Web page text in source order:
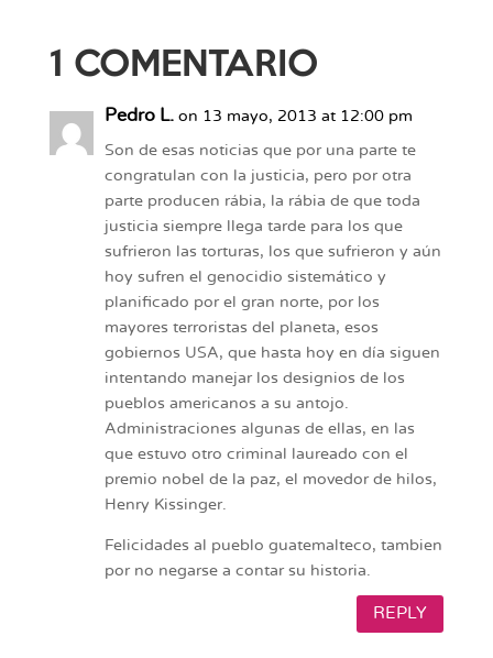
1 COMENTARIO
Pedro L. on 13 mayo, 2013 at 12:00 pm
Son de esas noticias que por una parte te
congratulan con la justicia, pero por otra
parte producen rábia, la rábia de que toda
justicia siempre llega tarde para los que
sufrieron las torturas, los que sufrieron y aún
hoy sufren el genocidio sistemático y
planificado por el gran norte, por los
mayores terroristas del planeta, esos
gobiernos USA, que hasta hoy en día siguen
intentando manejar los designios de los
pueblos americanos a su antojo.
Administraciones algunas de ellas, en las
que estuvo otro criminal laureado con el
premio nobel de la paz, el movedor de hilos,
Henry Kissinger.
Felicidades al pueblo guatemalteco, tambien
por no negarse a contar su historia.
REPLY